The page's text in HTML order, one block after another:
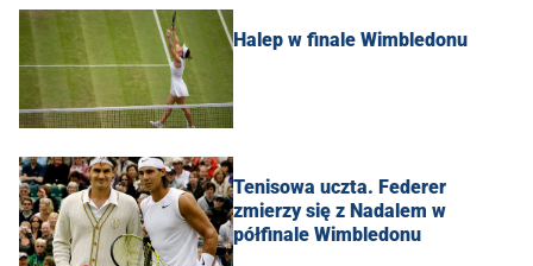
Halep w finale Wimbledonu
Tenisowa uczta. Federer
zmierzy się z Nadalem w
półfinale Wimbledonu